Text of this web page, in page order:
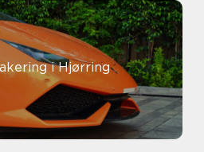
i Hjørring